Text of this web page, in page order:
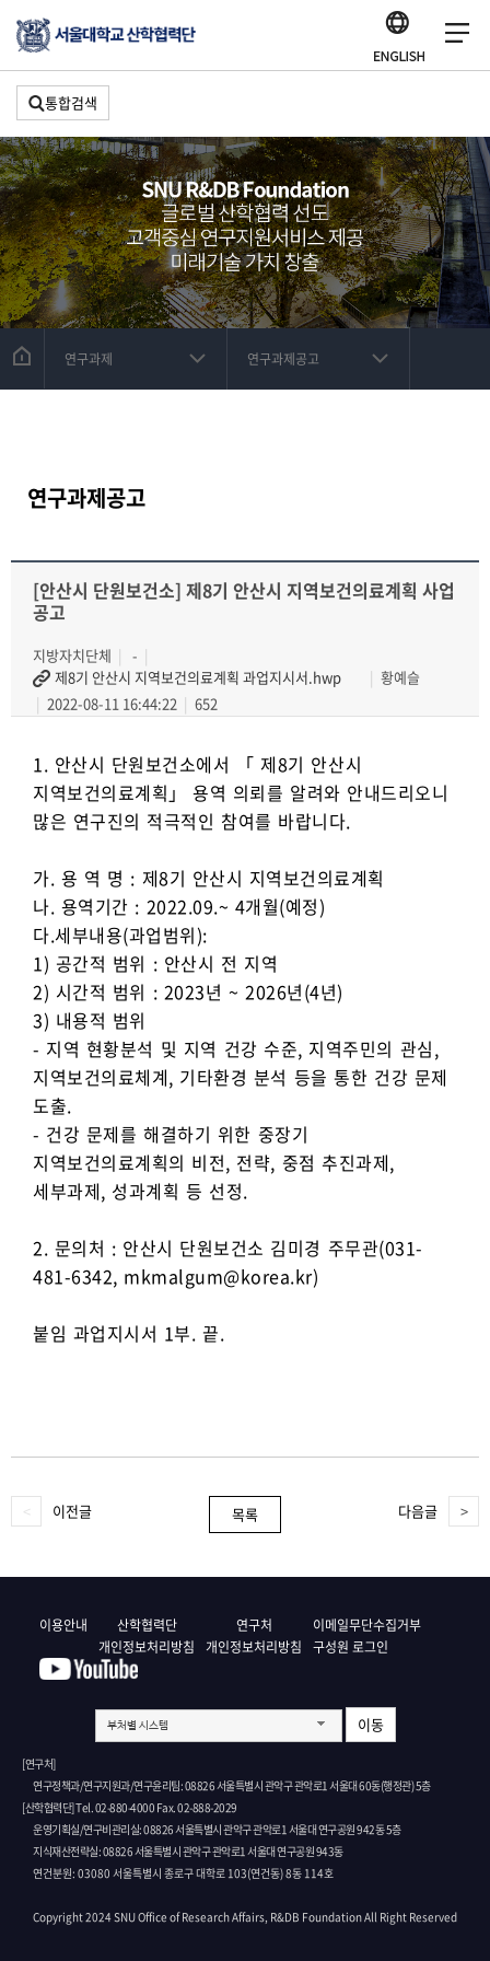
통합검색
연구과제 연구과제공고
연구과제공고
[안산시 단원보건소] 제8기 안산시 지역보건의료계획 사업
공고
지방자치단체
-
제8기 안산시 지역보건의료계획 과업지시서.hwp
황예슬
2022-08-11 16:44:22
652
1. 안산시 단원보건소에서 「 제8기 안산시
지역보건의료계획」 용역 의뢰를 알려와 안내드리오니
많은 연구진의 적극적인 참여를 바랍니다.
가. 용 역 명 : 제8기 안산시 지역보건의료계획
나. 용역기간 : 2022.09.~ 4개월(예정)
다.세부내용(과업범위):
1) 공간적 범위 : 안산시 전 지역
2) 시간적 범위 : 2023년 ~ 2026년(4년)
3) 내용적 범위
- 지역 현황분석 및 지역 건강 수준, 지역주민의 관심,
지역보건의료체계, 기타환경 분석 등을 통한 건강 문제
도출.
- 건강 문제를 해결하기 위한 중장기
지역보건의료계획의 비전, 전략, 중점 추진과제,
세부과제, 성과계획 등 선정.
2. 문의처 : 안산시 단원보건소 김미경 주무관(031-
481-6342, mkmalgum@korea.kr)
붙임 과업지시서 1부. 끝.
이전글 목록 다음글
이용안내
산학협력단
개인정보처리방침
연구처
개인정보처리방침
이메일무단수집거부
구성원 로그인
부처별 시스템 이동
[연구처]
연구정책과/연구지원과/연구윤리팀: 08826 서울특별시 관악구 관악로1 서울대 60동(행정관) 5층
[산학협력단] Tel. 02-880-4000 Fax. 02-888-2029
운영기획실/연구비관리실: 08826 서울특별시 관악구 관악로1 서울대 연구공원 942동 5층
지식재산전략실: 08826 서울특별시 관악구 관악로1 서울대 연구공원 943동
연건분원: 03080 서울특별시 종로구 대학로 103(연건동) 8동 114호
Copyright 2024 SNU Office of Research Affairs, R&DB Foundation All Right Reserved